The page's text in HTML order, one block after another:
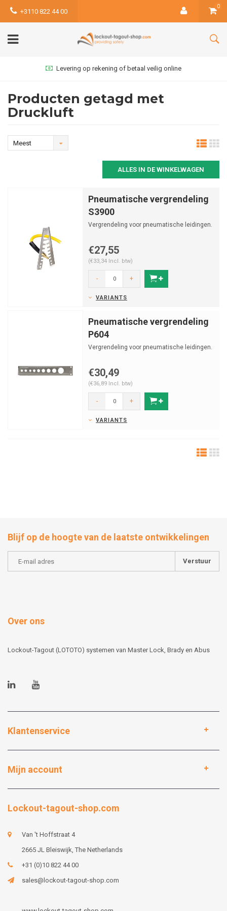
+3110 822 44 00
0
Levering op rekening of betaal veilig online
Producten getagd met
Druckluft
Meest
ALLES IN DE WINKELWAGEN
Pneumatische vergrendeling
S3900
Vergrendeling voor pneumatische leidingen.
€27,55
(€33,34 Incl. btw)
- +
VARIANTS
Pneumatische vergrendeling
P604
Vergrendeling voor pneumatische leidingen.
€30,49
(€36,89 Incl. btw)
- +
VARIANTS
Blijf op de hoogte van de laatste ontwikkelingen
Verstuur
Over ons
Lockout-Tagout (LOTOTO) systemen van Master Lock, Brady en Abus
Klantenservice
Mijn account
Lockout-tagout-shop.com
Van 't Hoffstraat 4
2665 JL Bleiswijk, The Netherlands
+31 (0)10 822 44 00
sales@lockout-tagout-shop.com